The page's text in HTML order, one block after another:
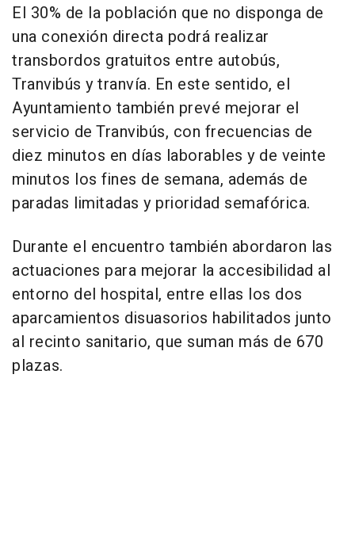
El 30% de la población que no disponga de
una conexión directa podrá realizar
transbordos gratuitos entre autobús,
Tranvibús y tranvía. En este sentido, el
Ayuntamiento también prevé mejorar el
servicio de Tranvibús, con frecuencias de
diez minutos en días laborables y de veinte
minutos los fines de semana, además de
paradas limitadas y prioridad semafórica.
Durante el encuentro también abordaron las
actuaciones para mejorar la accesibilidad al
entorno del hospital, entre ellas los dos
aparcamientos disuasorios habilitados junto
al recinto sanitario, que suman más de 670
plazas.